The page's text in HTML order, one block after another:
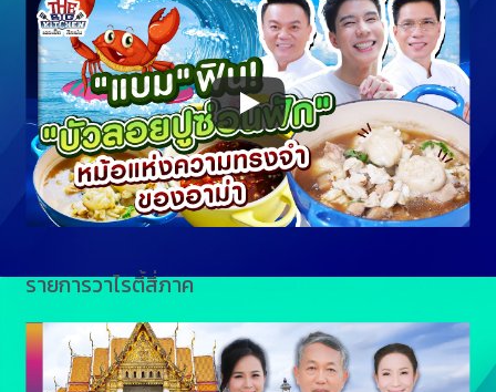
รายการวาไรตี้สี่ภาค